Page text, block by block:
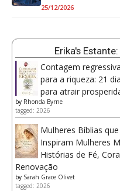
25/12/2026
Erika's
Contagem regressiva
para a riqueza: 21
para atrair
by Rhonda Byrne
tagged: 2026
Mulheres Bíblias que
Inspiram Mulheres
Histórias de Fé,
Renovação
by Sarah Grace Olivet
tagged: 2026